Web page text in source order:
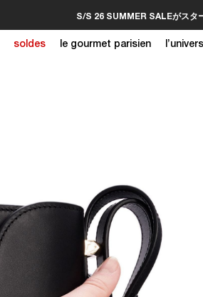
S/S 26 SUMMER SALEがスタ
soldes le gourmet parisien l’univers